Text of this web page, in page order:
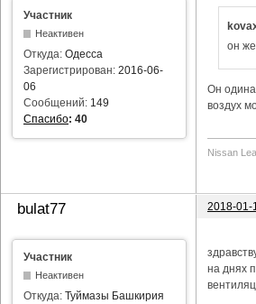
Участник
Неактивен
Откуда: Одесса
Зарегистрирован: 2016-06-
06
Сообщений: 149
Спасибо: 40
он
Он
воздух
Nissan
bulat77 2018-01-
Участник
Неактивен
Откуда: Туймазы Башкирия
на днях